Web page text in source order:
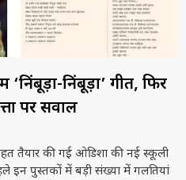
निंबूड़ा’ गीत, फिर
पर सवाल
तहत तैयार की गई ओडिशा की नई स्कूली
इन पुस्तकों में बड़ी संख्या में गलतियां